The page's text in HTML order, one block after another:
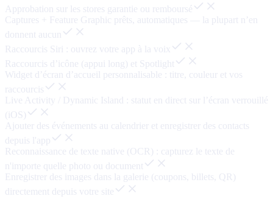
Approbation sur les stores garantie ou remboursé
Captures + Feature Graphic prêts, automatiques — la plupart n’en
donnent aucun
Raccourcis Siri : ouvrez votre app à la voix
Raccourcis d’icône (appui long) et Spotlight
Widget d’écran d’accueil personnalisable : titre, couleur et vos
raccourcis
Live Activity / Dynamic Island : statut en direct sur l’écran verrouillé
(iOS)
Ajouter des événements au calendrier et enregistrer des contacts
depuis l'app
Reconnaissance de texte native (OCR) : capturez le texte de
n'importe quelle photo ou document
Enregistrer des images dans la galerie (coupons, billets, QR)
directement depuis votre site